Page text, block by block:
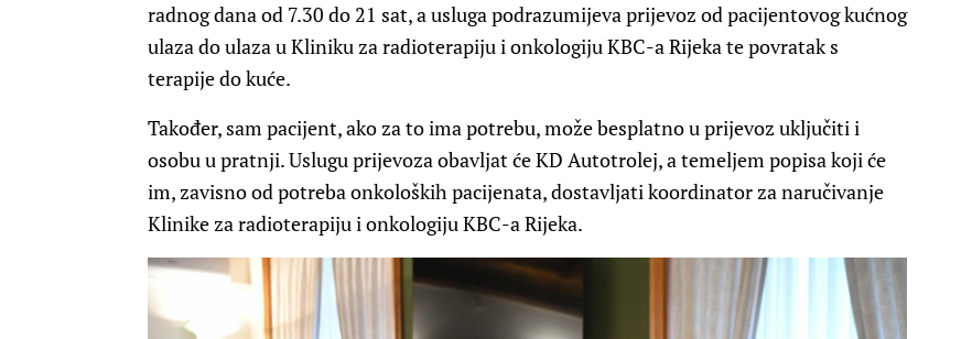
radnog dana od 7.30 do 21 sat, a usluga podrazumijeva prijevoz od pacijentovog kućnog
ulaza do ulaza u Kliniku za radioterapiju i onkologiju KBC-a Rijeka te povratak s
terapije do kuće.
Također, sam pacijent, ako za to ima potrebu, može besplatno u prijevoz uključiti i
osobu u pratnji. Uslugu prijevoza obavljat će KD Autotrolej, a temeljem popisa koji će
im, zavisno od potreba onkoloških pacijenata, dostavljati koordinator za naručivanje
Klinike za radioterapiju i onkologiju KBC-a Rijeka.